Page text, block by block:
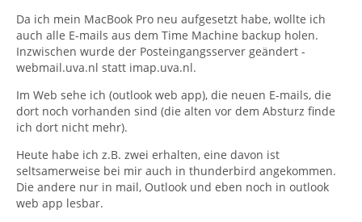
Da ich mein MacBook Pro neu aufgesetzt habe, wollte ich
auch alle E-mails aus dem Time Machine backup holen.
Inzwischen wurde der Posteingangsserver geändert -
webmail.uva.nl statt imap.uva.nl.
Im Web sehe ich (outlook web app), die neuen E-mails, die
dort noch vorhanden sind (die alten vor dem Absturz finde
ich dort nicht mehr).
Heute habe ich z.B. zwei erhalten, eine davon ist
seltsamerweise bei mir auch in thunderbird angekommen.
Die andere nur in mail, Outlook und eben noch in outlook
web app lesbar.